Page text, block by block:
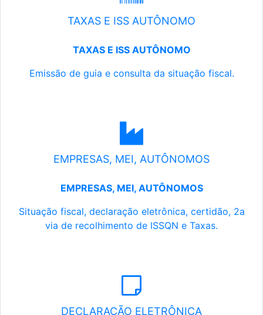
TAXAS E ISS AUTÔNOMO
TAXAS E ISS AUTÔNOMO
Emissão de guia e consulta da situação fiscal.
EMPRESAS, MEI, AUTÔNOMOS
EMPRESAS, MEI, AUTÔNOMOS
Situação fiscal, declaração eletrônica, certidão, 2a
via de recolhimento de ISSQN e Taxas.
DECLARAÇÃO ELETRÔNICA